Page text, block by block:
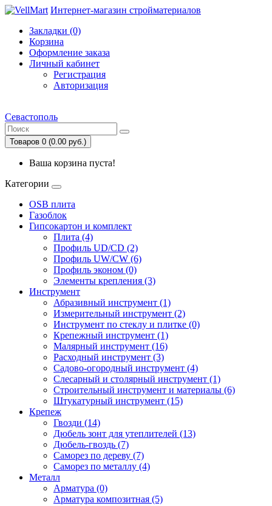
Интернет-магазин стройматериалов
Закладки (0)
Корзина
Оформление заказа
Личный кабинет
Регистрация
Авторизация
Севастополь
Товаров 0 (0.00 руб.)
Ваша корзина пуста!
Категории
OSB плита
Газоблок
Гипсокартон и комплект
Плита (4)
Профиль UD/CD (2)
Профиль UW/CW (6)
Профиль эконом (0)
Элементы крепления (3)
Инструмент
Абразивный инструмент (1)
Измерительный инструмент (2)
Инструмент по стеклу и плитке (0)
Крепежный инструмент (1)
Малярный инструмент (16)
Расходный инструмент (3)
Садово-огородный инструмент (4)
Слесарный и столярный инструмент (1)
Строительный инструмент и материалы (6)
Штукатурный инструмент (15)
Крепеж
Гвозди (14)
Дюбель зонт для утеплителей (13)
Дюбель-гвоздь (7)
Саморез по дереву (7)
Саморез по металлу (4)
Металл
Арматура (0)
Арматура композитная (5)